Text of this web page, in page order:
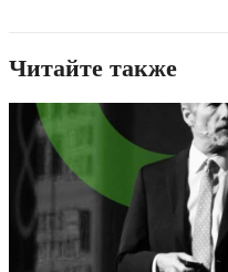
Читайте также